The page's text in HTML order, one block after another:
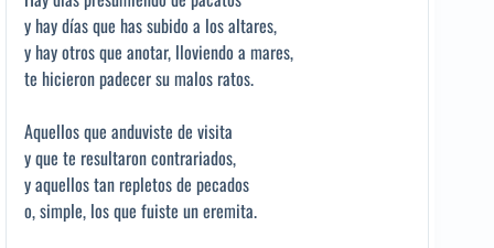
y hay días que has subido a los altares,
y hay otros que anotar, lloviendo a mares,
te hicieron padecer su malos ratos.
Aquellos que anduviste de visita
y que te resultaron contrariados,
y aquellos tan repletos de pecados
o, simple, los que fuiste un eremita.